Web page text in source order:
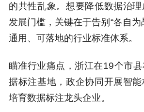
的共性乱象。想要降低数据治
发展门槛，关键在于告别“各自为
通用、可落地的行业标准体系。
瞄准行业痛点，浙江在19个市
据标注基地，政企协同开展智能
培育数据标注龙头企业。